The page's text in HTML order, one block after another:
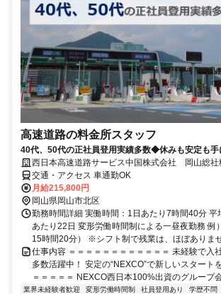
高速道路の料金所スタッフ
40代、50代の正社員登用実績多数◆休みも安定も
西日本高速道路サービス中国株式会社 岡山総社
交通・アクセス 車通勤OK
月給215,800円
岡山県岡山市北区
勤務時間詳細 実働時間：1日あたり7時間40分 平
あたり22日 変形労働時間制による一昼夜勤務 例
15時間20分） ※シフト制で残業は、ほぼありま
仕事内容 ＝＝＝＝＝＝＝＝＝＝＝＝ 未経験で入
多数活躍中！ 安定の“NEXCO”で新しいスタート
＝＝＝＝＝ NEXCO西日本100%出資のグループ
業界未経験者歓迎 変形労働時間制 社員登用あり 学歴不問